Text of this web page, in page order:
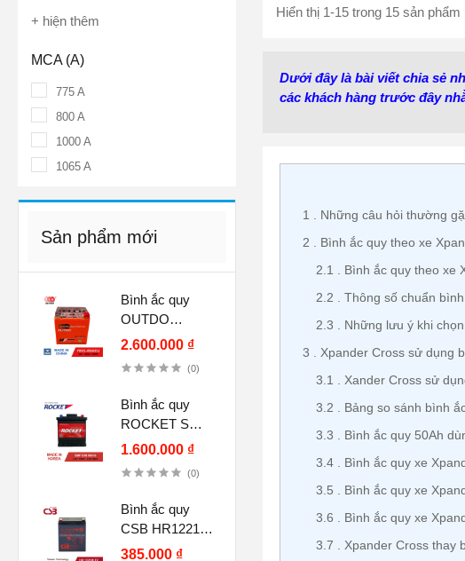
+ hiện thêm
MCA (A)
775 A
800 A
1000 A
1065 A
Sản phẩm mới
Bình ắc quy
OUTDO
YB32L-BS GEL
2.600.000 ₫
(0)
Bình ắc quy
ROCKET SMF
DIN 54018 12V
1.600.000 ₫
(0)
Bình ắc quy
CSB HR1221W
F2, 12V 5Ah
385.000 ₫
Hiển thị 1-15 trong 15 sản phẩm
Dưới đây là bài viết chia sẻ
các khách hàng trước đây
1
Những câu hỏi thường
2
Bình ắc quy theo xe
2.1
Bình ắc quy theo xe
2.2
Thông số chuẩn
2.3
Những lưu ý khi
3
Xpander Cross sử dụng
3.1
Xander Cross sử
3.2
Bảng so sánh bình
3.3
Bình ắc quy 50Ah
3.4
Bình ắc quy xe
3.5
Bình ắc quy xe
3.6
Bình ắc quy xe
3.7
Xpander Cross thay